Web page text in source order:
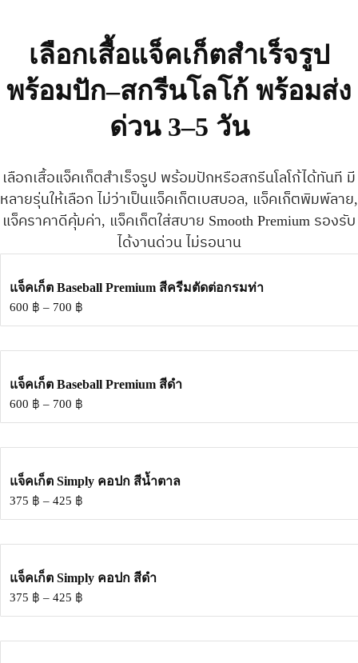
เลือกเสื้อแจ็คเก็ตสำเร็จรูป
พร้อมปัก–สกรีนโลโก้ พร้อมส่ง
ด่วน 3–5 วัน
เลือกเสื้อแจ็คเก็ตสำเร็จรูป พร้อมปักหรือสกรีนโลโก้ได้ทันที มี
หลายรุ่นให้เลือก ไม่ว่าเป็นแจ็คเก็ตเบสบอล, แจ็คเก็ตพิมพ์ลาย,
แจ็คราคาดีคุ้มค่า, แจ็คเก็ตใส่สบาย Smooth Premium รองรับ
ได้งานด่วน ไม่รอนาน
แจ็คเก็ต Baseball Premium สีครีมตัดต่อกรมท่า
600 ฿ – 700 ฿
แจ็คเก็ต Baseball Premium สีดำ
600 ฿ – 700 ฿
แจ็คเก็ต Simply คอปก สีน้ำตาล
375 ฿ – 425 ฿
แจ็คเก็ต Simply คอปก สีดำ
375 ฿ – 425 ฿